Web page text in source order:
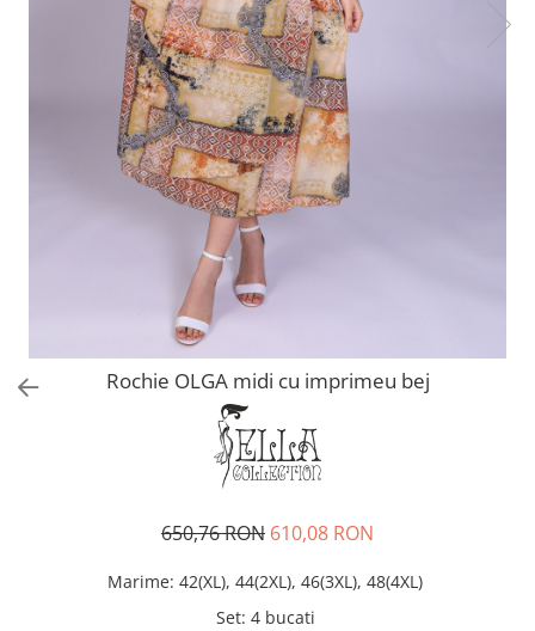
Rochie OLGA midi cu imprimeu bej
650,76 RON 610,08 RON
Marime: 42(XL), 44(2XL), 46(3XL), 48(4XL)
Set: 4 bucati